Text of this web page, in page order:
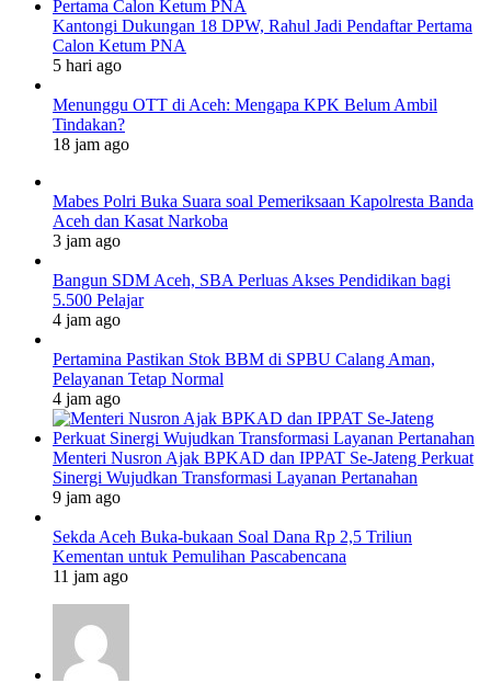
Kantongi Dukungan 18 DPW, Rahul Jadi Pendaftar Pertama
Calon Ketum PNA
5 hari ago
Menunggu OTT di Aceh: Mengapa KPK Belum Ambil
Tindakan?
18 jam ago
Mabes Polri Buka Suara soal Pemeriksaan Kapolresta Banda
Aceh dan Kasat Narkoba
3 jam ago
Bangun SDM Aceh, SBA Perluas Akses Pendidikan bagi
5.500 Pelajar
4 jam ago
Pertamina Pastikan Stok BBM di SPBU Calang Aman,
Pelayanan Tetap Normal
4 jam ago
Menteri Nusron Ajak BPKAD dan IPPAT Se-Jateng Perkuat
Sinergi Wujudkan Transformasi Layanan Pertanahan
9 jam ago
Sekda Aceh Buka-bukaan Soal Dana Rp 2,5 Triliun
Kementan untuk Pemulihan Pascabencana
11 jam ago